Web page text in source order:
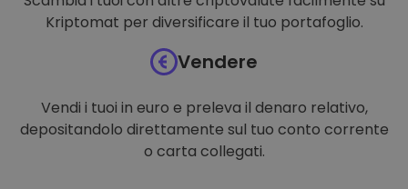
Kriptomat per diversificare il tuo portafoglio.
Vendere
Vendi i tuoi in euro e preleva il denaro relativo,
depositandolo direttamente sul tuo conto corrente
o carta collegati.